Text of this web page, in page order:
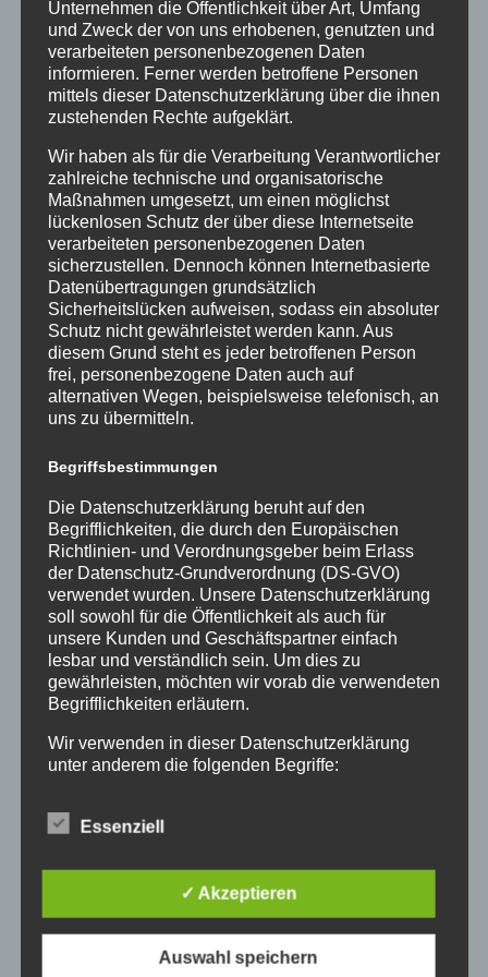
der Natur wecken und fördern.
Ein besonderer Fokus obliegt im
Biologieunterricht auch der Sensibilisierung
der Schülerinnen und Schüler für einen
weshalb Nachhaltigkeit und der
verantwortungsbewusste Umgang mit der
Umwelt als Themenfelder in den
verschiedenen Jahrgangsstufen verortet
sind.
Dabei leistet das Fach Biologie auch einen
Teil zur naturwissenschaftlichen
Grundbildung, durch welche die Lernenden in
Abstimmung mit den anderen
naturwissenschaftlichen Unterrichtsfächern
naturwissenschaftliches Wissen anzuwenden
sowie auf dieser Basis Schlussfolgerungen zu
ziehen, um relevante Entscheidungen zu
verstehen und selbst treffen zu können, die
die Welt, in der sie leben, beeinflussen.
In der Oberstufe erwerben die Schülerinnen
und Schüler auf Basis dieser
naturwissenschaftlichen Grundbildung und
entlang der vorgegebenen Inhaltsfelder
um sich wissenschaftspropädeutisch mit
komplexen Problemstellungen und Strukturen
Unternehmen die Öffentlichkeit über Art, Umfang
und Zweck der von uns erhobenen, genutzten und
verarbeiteten personenbezogenen Daten
informieren. Ferner werden betroffene Personen
mittels dieser Datenschutzerklärung über die ihnen
zustehenden Rechte aufgeklärt.
Wir haben als für die Verarbeitung Verantwortlicher
zahlreiche technische und organisatorische
Maßnahmen umgesetzt, um einen möglichst
lückenlosen Schutz der über diese Internetseite
verarbeiteten personenbezogenen Daten
sicherzustellen. Dennoch können Internetbasierte
Datenübertragungen grundsätzlich
Sicherheitslücken aufweisen, sodass ein absoluter
Schutz nicht gewährleistet werden kann. Aus
diesem Grund steht es jeder betroffenen Person
frei, personenbezogene Daten auch auf
alternativen Wegen, beispielsweise telefonisch, an
uns zu übermitteln.
Begriffsbestimmungen
Die Datenschutzerklärung beruht auf den
Begrifflichkeiten, die durch den Europäischen
Richtlinien- und Verordnungsgeber beim Erlass
der Datenschutz-Grundverordnung (DS-GVO)
verwendet wurden. Unsere Datenschutzerklärung
soll sowohl für die Öffentlichkeit als auch für
unsere Kunden und Geschäftspartner einfach
lesbar und verständlich sein. Um dies zu
gewährleisten, möchten wir vorab die verwendeten
Begrifflichkeiten erläutern.
Wir verwenden in dieser Datenschutzerklärung
unter anderem die folgenden Begriffe:
a) personenbezogene Daten
die sich auf eine identifizierte oder identifizierbare
natürliche Person (im Folgenden „betroffene
Person") beziehen. Als identifizierbar wird eine
natürliche Person angesehen, die direkt oder
indirekt, insbesondere mittels Zuordnung zu einer
Essenziell
✓ Akzeptieren
Auswahl speichern